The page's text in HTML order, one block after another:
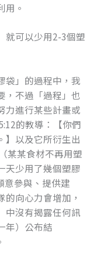
用。
就可以少用2-3個塑
袋」的過程中，我
，不過「過程」也
力進行某些計畫或
的教導：【你們
】以及它所衍生出
某某食材不再用塑
天少用了幾個塑膠
參與、提供建
向心力會增加，
中沒有揭露任何訊
年）公布結